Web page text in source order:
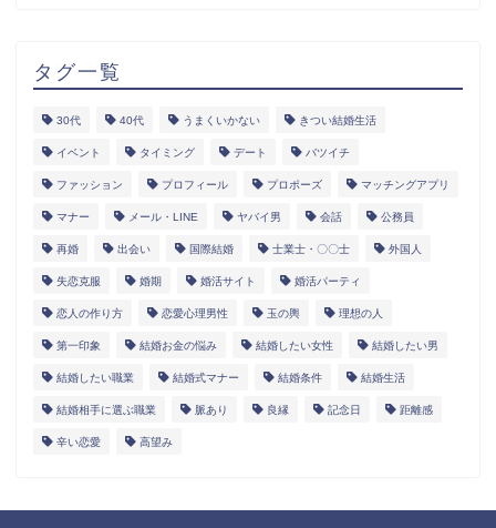
タグ一覧
30代 40代 うまくいかない きつい結婚生活
イベント タイミング デート バツイチ
ファッション プロフィール プロポーズ マッチングアプリ
マナー メール・LINE ヤバイ男 会話 公務員
再婚 出会い 国際結婚 士業士・〇〇士 外国人
失恋克服 婚期 婚活サイト 婚活パーティ
恋人の作り方 恋愛心理男性 玉の輿 理想の人
第一印象 結婚お金の悩み 結婚したい女性 結婚したい男
結婚したい職業 結婚式マナー 結婚条件 結婚生活
結婚相手に選ぶ職業 脈あり 良縁 記念日 距離感
辛い恋愛 高望み